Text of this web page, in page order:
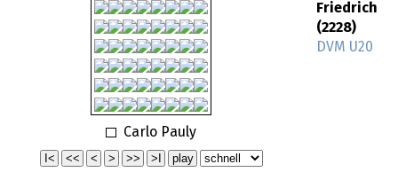
Carlo Pauly
Friedrich
(2228)
DVM U20